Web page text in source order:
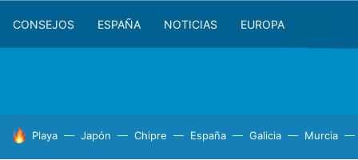
CONSEJOS ESPAÑA NOTICIAS EUROPA
HOY SE HABLA DE
Playa Japón Chipre España Galicia Murcia